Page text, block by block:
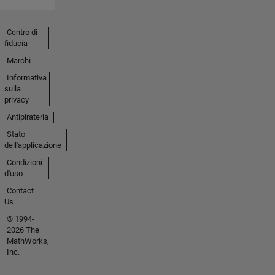
Centro di
fiducia
Marchi
Informativa
sulla
privacy
Antipirateria
Stato
dell'applicazione
Condizioni
d'uso
Contact
Us
© 1994-
2026 The
MathWorks,
Inc.